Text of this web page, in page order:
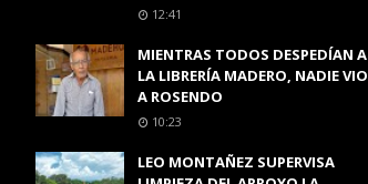
12:41
MIENTRAS TODOS DESPEDÍAN A
LA LIBRERÍA MADERO, NADIE VIO
A ROSENDO
10:23
LEO MONTAÑEZ SUPERVISA